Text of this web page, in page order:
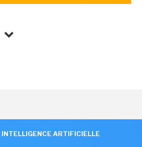
INTELLIGENCE ARTIFICIELLE